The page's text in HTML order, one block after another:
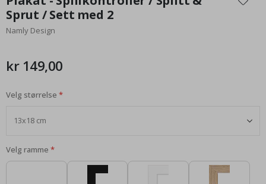
begynnelsen
av
bildegalleri
Sprut / Sett med 2
Namly Design
kr 149,00
Velg størrelse
Velg ramme